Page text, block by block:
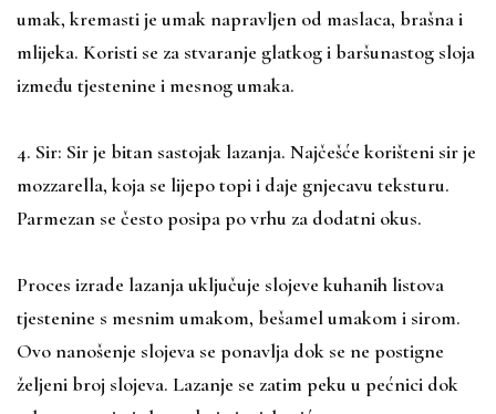
umak, kremasti je umak napravljen od maslaca, brašna i
mlijeka. Koristi se za stvaranje glatkog i baršunastog sloja
između tjestenine i mesnog umaka.
4. Sir: Sir je bitan sastojak lazanja. Najčešće korišteni sir je
mozzarella, koja se lijepo topi i daje gnjecavu teksturu.
Parmezan se često posipa po vrhu za dodatni okus.
Proces izrade lazanja uključuje slojeve kuhanih listova
tjestenine s mesnim umakom, bešamel umakom i sirom.
Ovo nanošenje slojeva se ponavlja dok se ne postigne
željeni broj slojeva. Lazanje se zatim peku u pećnici dok